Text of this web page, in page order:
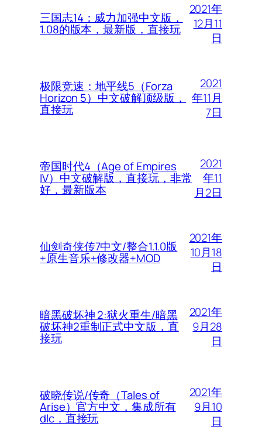
三国志14：威力加强中文版，
1.08的版本，最新版，直接玩
2021年
12月11
日
极限竞速：地平线5（Forza
Horizon 5）中文破解顶级版，
直接玩
2021
年11月
7日
帝国时代4（Age of Empires
IV）中文破解版，直接玩，非常
好，最新版本
2021
年11
月2日
仙剑奇侠传7中文/整合1.1.0版
+原生音乐+修改器+MOD
2021年
10月18
日
暗黑破坏神 2:狱火重生/暗黑
破坏神2重制正式中文版，直
接玩
2021年
9月28
日
破晓传说/传奇（Tales of
Arise）官方中文，集成所有
dlc，直接玩
2021年
9月10
日